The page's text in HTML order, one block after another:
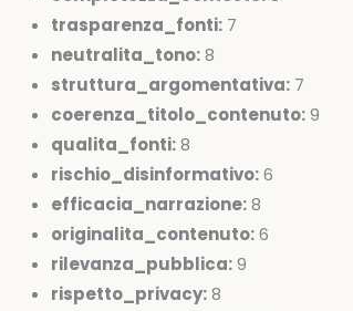
trasparenza_fonti: 7
neutralita_tono:8
struttura_argomentativa: 7
coerenza_titolo_contenuto:9
qualita_fonti:8
rischio_disinformativo:6
efficacia_narrazione:8
originalita_contenuto:6
rilevanza_pubblica:9
rispetto_privacy:8